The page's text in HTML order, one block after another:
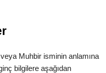
Muhbir isminin anlamına
bilgilere aşağıdan